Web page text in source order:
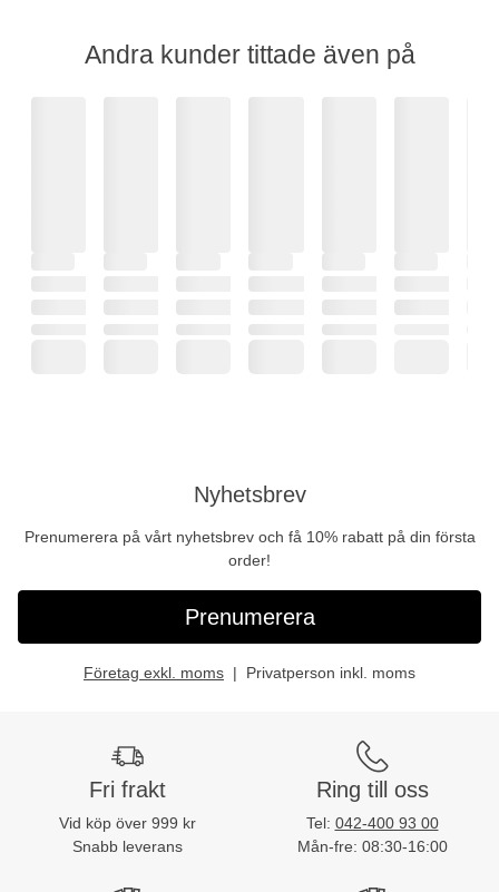
Andra kunder tittade även på
Nyhetsbrev
Prenumerera på vårt nyhetsbrev och få 10% rabatt på din första
order!
Prenumerera
Företag exkl. moms Privatperson inkl. moms
Fri frakt
Vid köp över 999 kr
Snabb leverans
Ring till oss
Tel: 042-400 93 00
Mån-fre: 08:30-16:00